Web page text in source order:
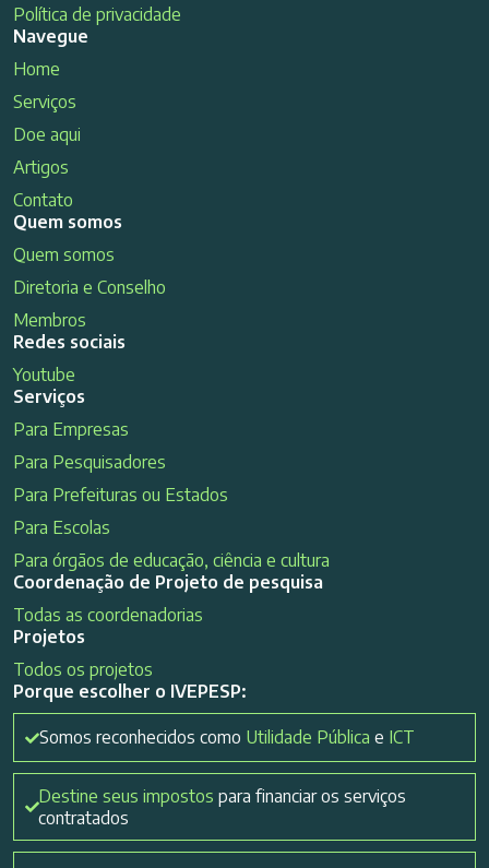
Política de privacidade
Navegue
Home
Serviços
Doe aqui
Artigos
Contato
Quem somos
Quem somos
Diretoria e Conselho
Membros
Redes sociais
Youtube
Serviços
Para Empresas
Para Pesquisadores
Para Prefeituras ou Estados
Para Escolas
Para órgãos de educação, ciência e cultura
Coordenação de Projeto de pesquisa
Todas as coordenadorias
Projetos
Todos os projetos
Porque escolher o IVEPESP:
Somos reconhecidos como Utilidade Pública e ICT
Destine seus impostos para financiar os serviços
contratados